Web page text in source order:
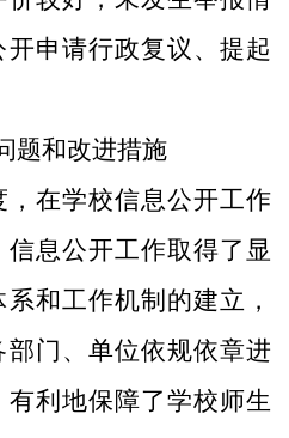
申请行政复议、提起
题和改进措施
，在学校信息公开工作
息公开工作取得了显
和工作机制的建立，
门、单位依规依章进
利地保障了学校师生